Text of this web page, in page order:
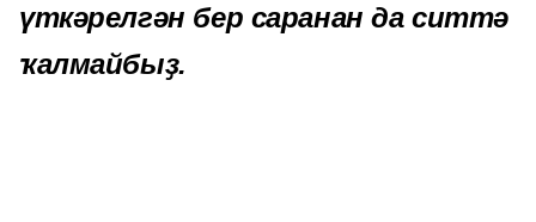
үткәрелгән бер саранан да ситтә
ҡалмайбыҙ.